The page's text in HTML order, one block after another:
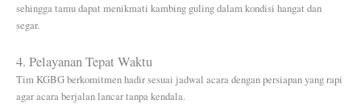
sehingga tamu dapat menikmati kambing guling dalam kondisi hangat dan
segar.
4. Pelayanan Tepat Waktu
Tim KGBG berkomitmen hadir sesuai jadwal acara dengan persiapan yang rapi
agar acara berjalan lancar tanpa kendala.